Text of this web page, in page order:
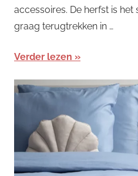
accessoires. De herfst is het
graag terugtrekken in …
Verder lezen